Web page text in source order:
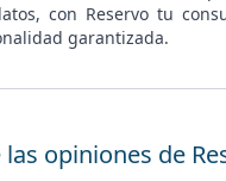
con Reservo tu
garantizada.
las opiniones de